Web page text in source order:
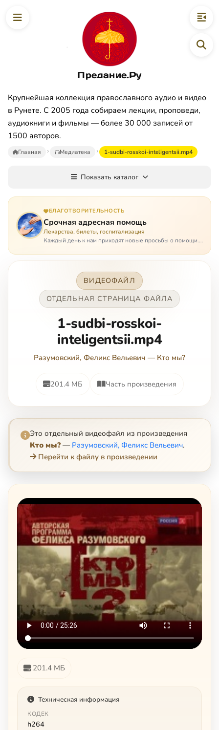
Предание.Ру
Крупнейшая коллекция православного аудио и видео
в Рунете. С 2005 года собираем лекции, проповеди,
аудиокниги и фильмы — более 30 000 записей от
1500 авторов.
Главная Медиатека 1-sudbi-rosskoi-inteligentsii.mp4
Показать каталог
БЛАГОТВОРИТЕЛЬНОСТЬ
Срочная адресная помощь
Лекарства, билеты, госпитализация
Каждый день к нам приходят новые просьбы о помощи.
она нужна была вчера: в приеме лекарств образовался
ВИДЕОФАЙЛ
ОТДЕЛЬНАЯ СТРАНИЦА ФАЙЛА
1-sudbi-rosskoi-
inteligentsii.mp4
Разумовский, Феликс Вельевич — Кто мы?
201.4 МБ Часть произведения
Это отдельный видеофайл из произведения
Кто мы?— Разумовский, Феликс Вельевич.
Перейти к файлу в произведении
201.4 МБ
Техническая информация
КОДЕК
h264